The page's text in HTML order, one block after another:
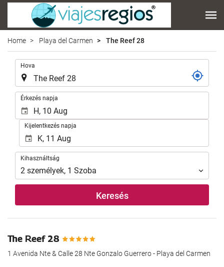
Home Playa del Carmen The Reef 28
Hova
Érkezés napja
Kijelentkezés napja
Kihasználtság
Kihasználtság
2 személyek, 1 Szoba
Keresés
The Reef 28
1 Avenida Nte & Calle 28 Nte Gonzalo Guerrero - Playa del Carmen